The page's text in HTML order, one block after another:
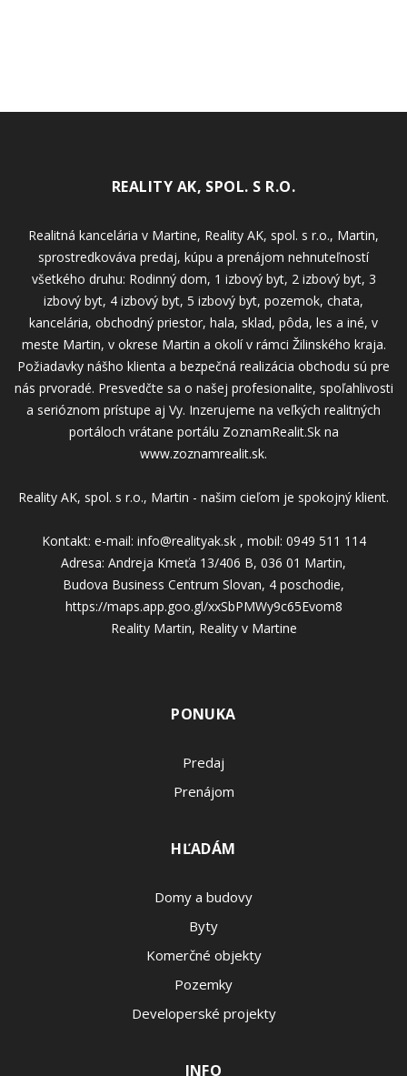
REALITY AK, SPOL. S R.O.
Realitná kancelária v Martine, Reality AK, spol. s r.o., Martin,
sprostredkováva predaj, kúpu a prenájom nehnuteľností
všetkého druhu: Rodinný dom, 1 izbový byt, 2 izbový byt, 3
izbový byt, 4 izbový byt, 5 izbový byt, pozemok, chata,
kancelária, obchodný priestor, hala, sklad, pôda, les a iné, v
meste Martin, v okrese Martin a okolí v rámci Žilinského kraja.
Požiadavky nášho klienta a bezpečná realizácia obchodu sú pre
nás prvoradé. Presvedčte sa o našej profesionalite, spoľahlivosti
a serióznom prístupe aj Vy. Inzerujeme na veľkých realitných
portáloch vrátane portálu ZoznamRealit.Sk na
www.zoznamrealit.sk.
Reality AK, spol. s r.o., Martin - našim cieľom je spokojný klient.
Kontakt: e-mail: info@realityak.sk , mobil: 0949 511 114
Adresa: Andreja Kmeťa 13/406 B, 036 01 Martin,
Budova Business Centrum Slovan, 4 poschodie,
https://maps.app.goo.gl/xxSbPMWy9c65Evom8
Reality Martin, Reality v Martine
PONUKA
Predaj
Prenájom
HĽADÁM
Domy a budovy
Byty
Komerčné objekty
Pozemky
Developerské projekty
INFO